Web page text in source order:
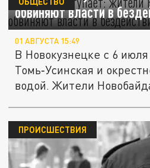
обвиняют власти в
01 АВГУСТА 15:49
В Новокузнецке с 6
Томь‑Усинская и
водой. Жители
ПРОИСШЕСТВИЯ